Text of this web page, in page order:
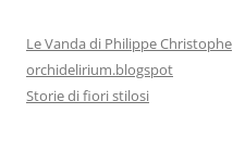
Le Vanda di Philippe Christophe
orchidelirium.blogspot
Storie di fiori stilosi